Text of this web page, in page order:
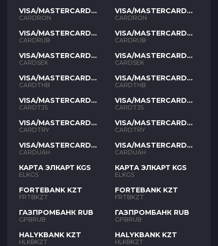
VISA/MASTERCARD
RON
CARDRON
VISA/MASTERCARD
RUB
CARDRUB
VISA/MASTERCARD
SEK
CARDSEK
VISA/MASTERCARD
THB
CARDTHB
VISA/MASTERCARD
TJS
CARDTJS
VISA/MASTERCARD
TYR
CARDTRY
VISA/MASTERCARD
UAH
CARDUAH
КАРТА ЭЛКАРТ KGS
ELKGS
FORTEBANK KZT
FRTBKZT
ГАЗПРОМБАНК RUB
GPBRUB
HALYKBANK KZT
HLKBKZT
VISA/MASTERCARD
RON
CARDRON
VISA/MASTERCARD
RUB
CARDRUB
VISA/MASTERCARD
SEK
CARDSEK
VISA/MASTERCARD
THB
CARDTHB
VISA/MASTERCARD
TJS
CARDTJS
VISA/MASTERCARD
TYR
CARDTRY
VISA/MASTERCARD
UAH
CARDUAH
КАРТА ЭЛКАРТ KGS
ELKGS
FORTEBANK KZT
FRTBKZT
ГАЗПРОМБАНК RUB
GPBRUB
HALYKBANK KZT
HLKBKZT